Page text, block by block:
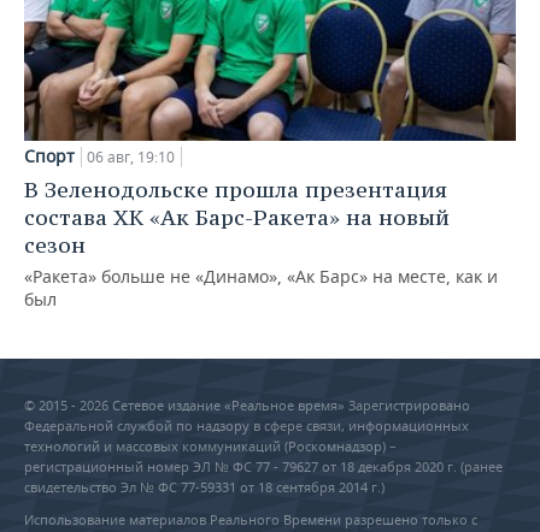
Спорт 06 авг, 19:10
В Зеленодольске прошла презентация
состава ХК «Ак Барс-Ракета» на новый
сезон
«Ракета» больше не «Динамо», «Ак Барс» на месте, как и
был
© 2015 - 2026 Сетевое издание «Реальное время» Зарегистрировано
Федеральной службой по надзору в сфере связи, информационных
технологий и массовых коммуникаций (Роскомнадзор) –
регистрационный номер ЭЛ № ФС 77 - 79627 от 18 декабря 2020 г. (ранее
свидетельство Эл № ФС 77-59331 от 18 сентября 2014 г.)
Использование материалов Реального Времени разрешено только с